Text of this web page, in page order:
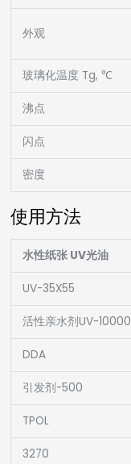
外观
玻璃化温度 Tg, ℃
沸点
闪点
密度
使用方法
水性纸张 UV光油
UV-35X55
活性亲水剂UV-10000
DDA
引发剂-500
TPOL
3270